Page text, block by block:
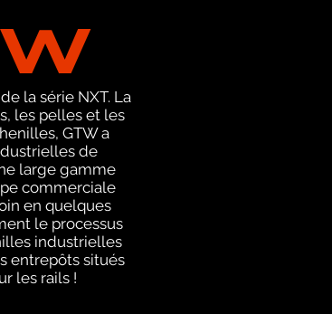
la série NXT. La
les pelles et les
GTW a
de
large gamme
commerciale
en quelques
le processus
industrielles
entrepôts situés
les rails !